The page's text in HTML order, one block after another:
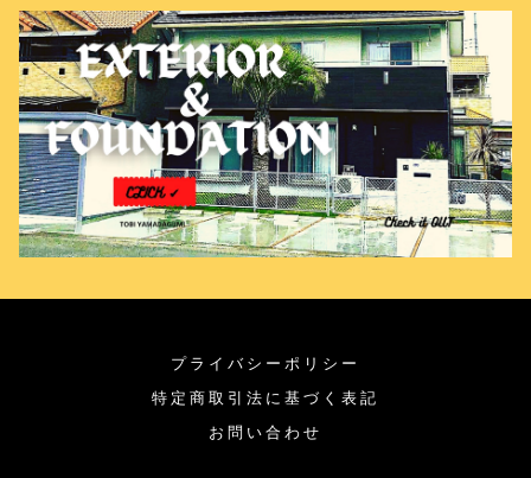
プライバシーポリシー
特定商取引法に基づく表記
お問い合わせ